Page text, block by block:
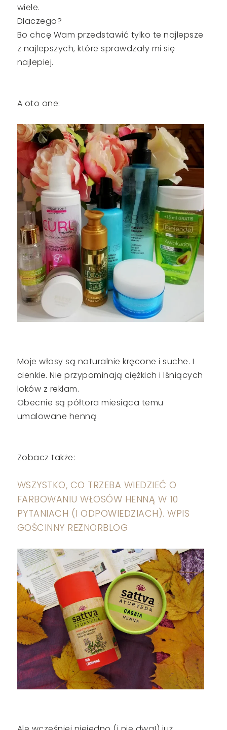
wiele.
Dlaczego?
Bo chcę Wam przedstawić tylko te najlepsze
z najlepszych, które sprawdzały mi się
najlepiej.
A oto one:
Moje włosy są naturalnie kręcone i suche. I
cienkie. Nie przypominają ciężkich i lśniących
loków z reklam.
Obecnie są półtora miesiąca temu
umalowane henną
Zobacz także:
WSZYSTKO, CO TRZEBA WIEDZIEĆ O
FARBOWANIU WŁOSÓW HENNĄ W 10
PYTANIACH (I ODPOWIEDZIACH). WPIS
GOŚCINNY REZNORBLOG